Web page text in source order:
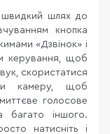
шлях до
кнопка
«Дзвінок» і
керування, щоб
скористатися
камеру, щоб
голосове
багато іншого.
натисніть і